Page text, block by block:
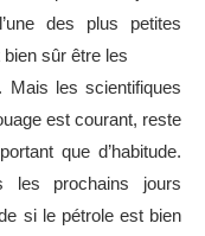
des plus petites
sûr être les
Mais les scientifiques
est courant, reste
que d’habitude.
les prochains jours
si le pétrole est bien